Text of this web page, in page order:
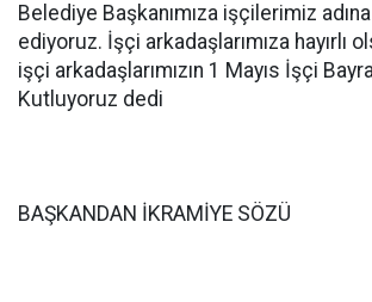
Belediye Başkanımıza işçilerimiz
ediyoruz. İşçi arkadaşlarımıza hayırlı
işçi arkadaşlarımızın 1 Mayıs İşçi
Kutluyoruz dedi
BAŞKANDAN İKRAMİYE SÖZÜ